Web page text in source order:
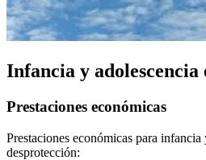
Infancia y adolescencia
Prestaciones económicas
Prestaciones económicas para infancia
desprotección: